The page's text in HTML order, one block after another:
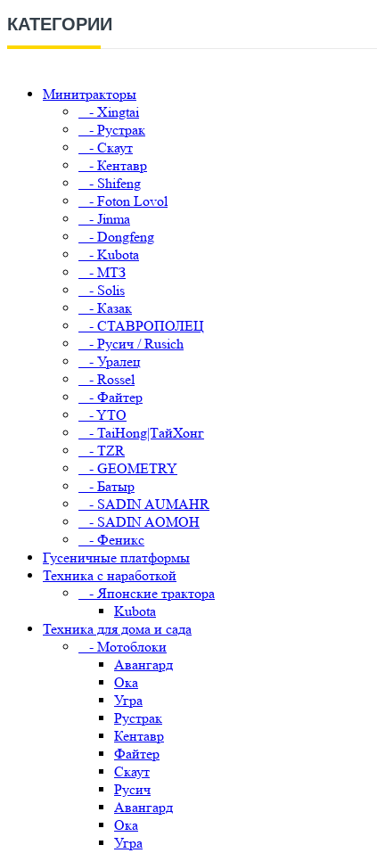
КАТЕГОРИИ
Минитракторы
- Xingtai
- Рустрак
- Скаут
- Кентавр
- Shifeng
- Foton Lovol
- Jinma
- Dongfeng
- Kubota
- МТЗ
- Solis
- Казак
- СТАВРОПОЛЕЦ
- Русич / Rusich
- Уралец
- Rossel
- Файтер
- YTO
- TaiHong|ТайХонг
- TZR
- GEOMETRY
- Батыр
- SADIN AUMAHR
- SADIN AOMOH
- Феникс
Гусеничные платформы
Техника с наработкой
- Японские трактора
Kubota
Техника для дома и сада
- Мотоблоки
Авангард
Ока
Угра
Рустрак
Кентавр
Файтер
Скаут
Русич
Авангард
Ока
Угра